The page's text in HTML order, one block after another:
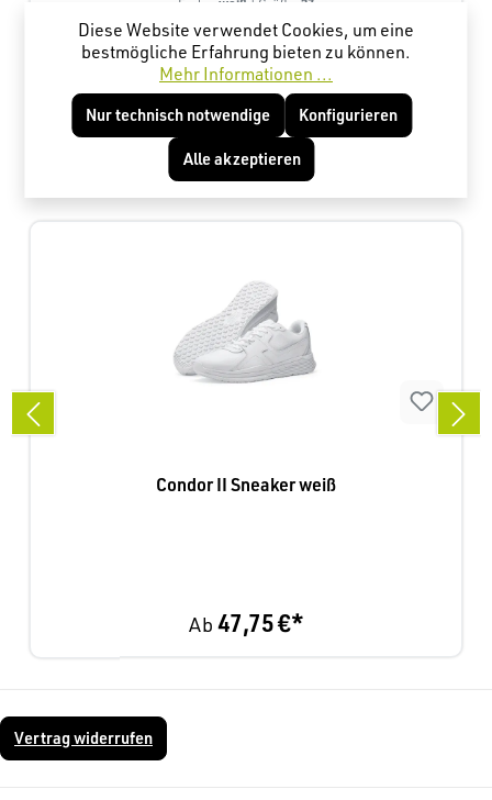
Farbe: weiß | Größe: 37
56,45 €*
Produktgalerie überspringen
Kunden haben sich ebenfalls angesehen
Condor II Sneaker weiß
Ab 47,75 €*
Vertrag widerrufen
Diese Website verwendet Cookies, um eine
bestmögliche Erfahrung bieten zu können.
Mehr Informationen ...
Nur technisch notwendige Konfigurieren
Alle akzeptieren